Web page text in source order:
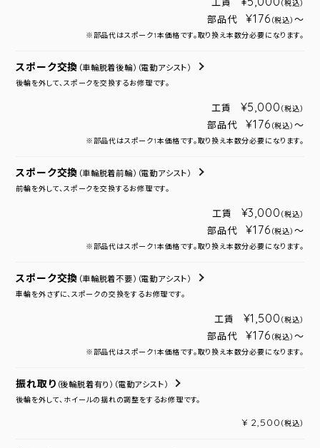
（税込）
部品代 ¥176 （税込） ～
※部品代はスポーク1本価格です。取り換え本数分必要になります。
スポーク交換 （車輪脱着後輪） （電動アシスト）
後輪を外して、スポークを交換するお修理です。
工賃 ¥5,000 （税込）
部品代 ¥176 （税込） ～
※部品代はスポーク1本価格です。取り換え本数分必要になります。
スポーク交換 （車輪脱着前輪） （電動アシスト）
前輪を外して、スポークを交換するお修理です。
工賃 ¥3,000 （税込）
部品代 ¥176 （税込） ～
※部品代はスポーク1本価格です。取り換え本数分必要になります。
スポーク交換 （車輪脱着不要） （電動アシスト）
車輪を外さずに、スポークの交換をするお修理です。
工賃 ¥1,500 （税込）
部品代 ¥176 （税込） ～
※部品代はスポーク1本価格です。取り換え本数分必要になります。
振れ取り （後輪脱着有り） （電動アシスト）
後輪を外して、ホイールの揺れの調整をするお修理です。
¥ 2,500 （税込）